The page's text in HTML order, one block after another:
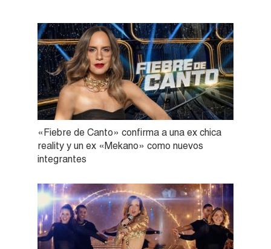
«Fiebre de Canto» confirma a una ex chica
reality y un ex «Mekano» como nuevos
integrantes